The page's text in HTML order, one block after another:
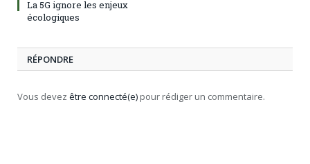
La 5G ignore les enjeux
écologiques
RÉPONDRE
Vous devez être connecté(e) pour rédiger un commentaire.